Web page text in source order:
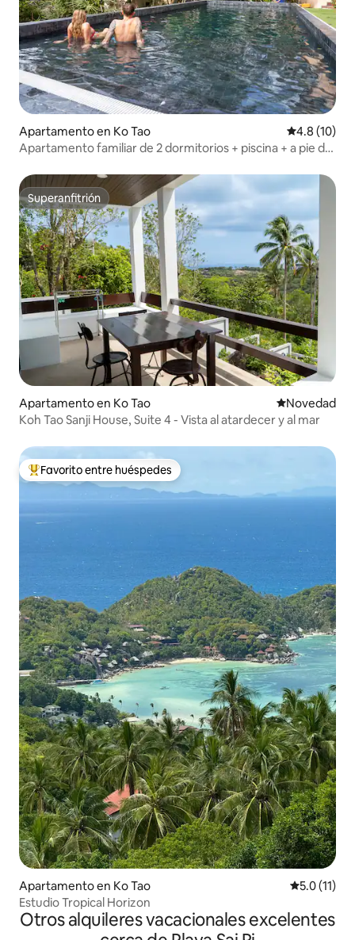
Apartamento en Ko Tao Calificación
4.8 (10)
Apartamento familiar de 2 dormitorios + piscina + a pie de
Superanfitrión
Superanfitrión
Apartamento en Ko Tao Lugar para
Novedad
Koh Tao Sanji House, Suite 4 - Vista al atardecer y al mar
Favorito entre huéspedes preferido
Favorito entre huéspedes
Apartamento en Ko Tao Calificación
5.0 (11)
Estudio Tropical Horizon
Otros alquileres vacacionales excelentes